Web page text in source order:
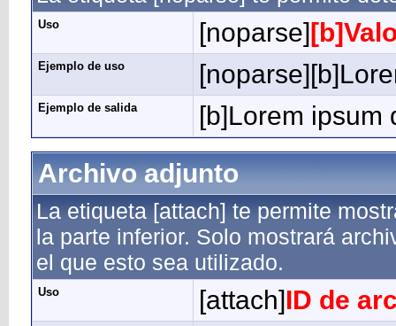
Uso [noparse]
Ejemplo de uso
Ejemplo de salida
[b]Lorem ipsum
Archivo adjunto
La etiqueta [attach] te permite
la parte inferior. Solo mostrará
el que esto sea utilizado.
Uso [attach]ID de